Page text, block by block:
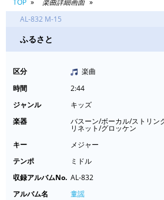
TOP
楽曲詳細画面
AL-832 M-15
ふるさと
区分
楽曲
時間
2:44
ジャンル
キッズ
楽器
バスーン/ボーカル/ストリン
リネット/グロッケン
キー
メジャー
テンポ
ミドル
収録アルバムNo. AL-832
アルバム名
童謡